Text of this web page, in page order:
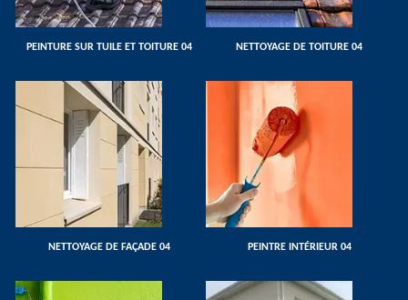
PEINTURE SUR TUILE ET TOITURE 04 NETTOYAGE DE TOITURE 04
NETTOYAGE DE FAÇADE 04 PEINTRE INTÉRIEUR 04